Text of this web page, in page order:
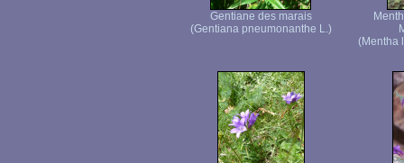
Gentiane des marais
(Gentiana pneumonanthe L.)
(Mentha